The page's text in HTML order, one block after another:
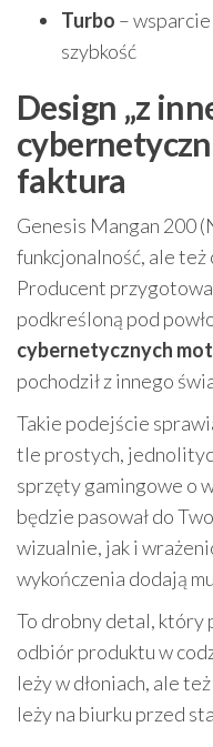
Turbo –
szybkość
Design „z
faktura
Genesis Mangan 200
funkcjonalność, ale
Producent
podkreśloną pod
cybernetycznych
pochodził z innego
Takie podejście
tle prostych,
sprzęty gamingowe o
będzie pasował do
wizualnie, jak i
wykończenia dodają
To drobny detal, który
odbiór produktu w
leży w dłoniach, ale
leży na biurku przed